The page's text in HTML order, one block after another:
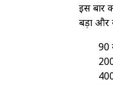
इस बार
बड़ा और
90